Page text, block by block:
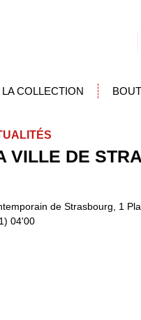
LA COLLECTION
VILLE DE
de Strasbourg, 1
04'00